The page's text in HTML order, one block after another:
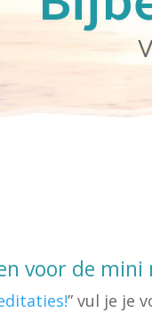
voor de mini
” vul je je